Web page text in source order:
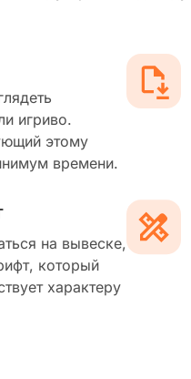
игриво.
этому
времени.
на вывеске,
который
характеру